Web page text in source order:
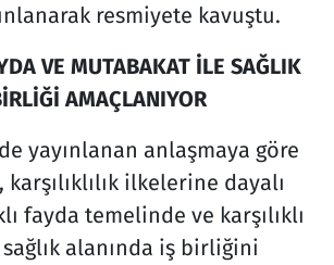
resmiyete kavuştu.
VE MUTABAKAT İLE SAĞLIK
AMAÇLANIYOR
yayınlanan anlaşmaya göre
ilkelerine dayalı
fayda temelinde ve karşılıklı
alanında iş birliğini